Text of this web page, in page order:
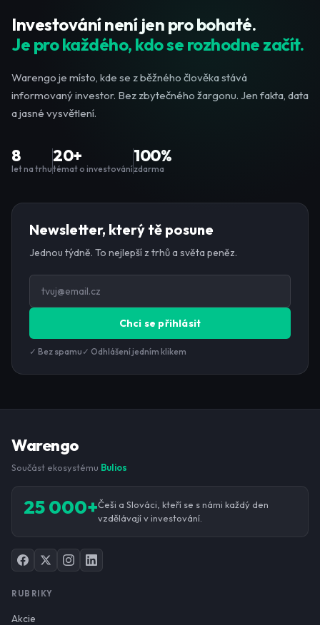
Investování není jen pro bohaté.
Je pro každého, kdo se rozhodne začít.
Warengo je místo, kde se z běžného člověka stává
informovaný investor. Bez zbytečného žargonu. Jen fakta, data
a jasné vysvětlení.
8
let na trhu
20+
témat o investování
100%
zdarma
Newsletter, který tě posune
Jednou týdně. To nejlepší z trhů a světa peněz.
Chci se přihlásit
✓ Bez spamu ✓ Odhlášení jedním klikem
Warengo
Součást ekosystému Bulios
25 000+Češi a Slováci, kteří se s námi každý den
vzdělávají v investování.
RUBRIKY
Akcie